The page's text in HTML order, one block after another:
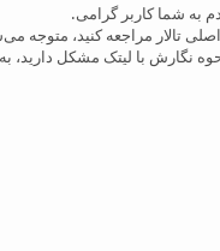
به شما کاربر گرامی.
تالار مراجعه کنید، متوجه
نگارش با لیتک مشکل